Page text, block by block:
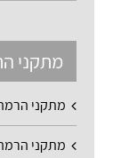
מתקני
מתקני
מתקני